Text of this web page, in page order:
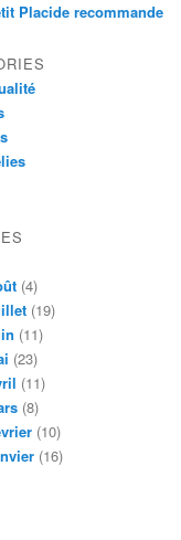
Placide recommande
(4)
(19)
(11)
(23)
(11)
(8)
(10)
(16)